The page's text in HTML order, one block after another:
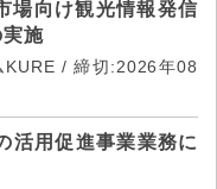
場向け観光情報発信
施
/ 締切:2026年08
活用促進事業業務に